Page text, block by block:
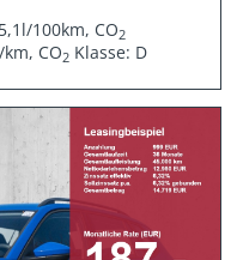
100km, CO2
CO2 Klasse: D